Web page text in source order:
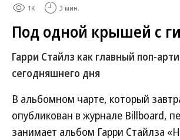
1K 3 мин.
Под одной крышей с
Гарри Стайлз как главный поп-
сегодняшнего дня
В альбомном чарте, который
опубликован в журнале Billboard,
занимает альбом Гарри Стайлза